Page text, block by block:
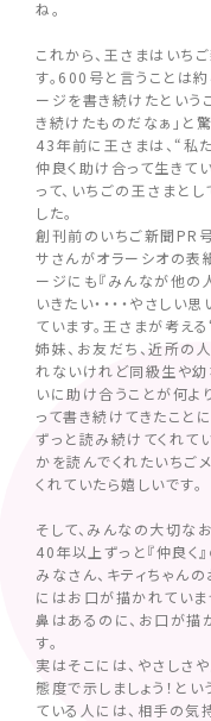
ね。
これから、王さまはいち
す。600号と言うことは
ージを書き続けたという
き続けたものだなぁ」と
43年前に王さまは、“私
仲良く助け合って生きて
って、いちごの王さまと
した。
創刊前のいちご新聞PR号
サさんがオラーシオの表
ージにも『みんなが他の
いきたい・・・・やさし
ています。王さまが考え
姉妹、お友だち、近所の
れないけれど同級生や幼
いに助け合うことが何
って書き続けてきたことに
ずっと読み続けてくれて
かを読んでくれたいちご
くれていたら嬉しいです。
そして、みんなの大切な
40年以上ずっと『仲良く
みなさん、キティちゃん
にはお口が描かれていま
鼻はあるのに、お口が描
す。
実はそこには、やさしさ
態度で示しましょう！と
ている人には、相手の気